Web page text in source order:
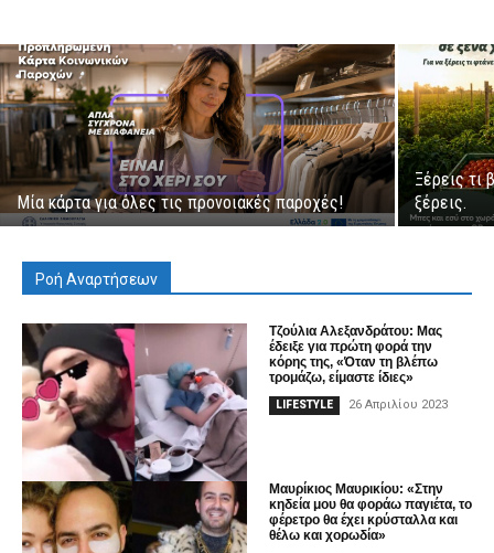
Μία κάρτα για όλες τις προνοιακές παροχές!
Ξέρεις τι
ξέρεις.
Ροή Αναρτήσεων
Τζούλια Αλεξανδράτου: Μας
έδειξε για πρώτη φορά την
κόρης της, «Όταν τη βλέπω
τρομάζω, είμαστε ίδιες»
LIFESTYLE 26 Απριλίου 2023
Μαυρίκιος Μαυρικίου: «Στην
κηδεία μου θα φοράω παγιέτα, το
φέρετρο θα έχει κρύσταλλα και
θέλω και χορωδία»